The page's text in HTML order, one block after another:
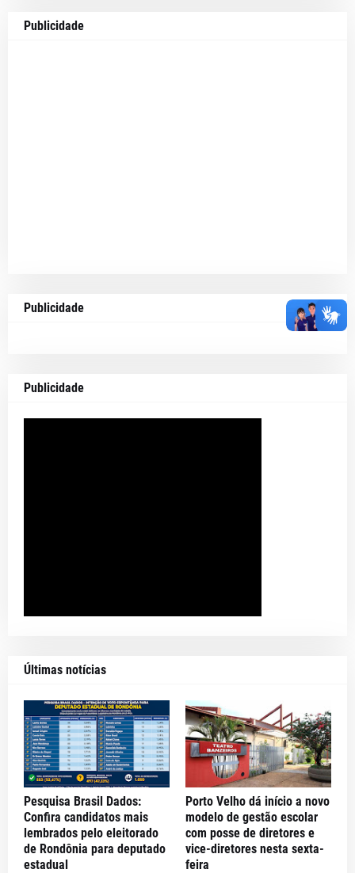
Publicidade
Publicidade
Publicidade
Últimas notícias
Pesquisa Brasil Dados:
Confira candidatos mais
lembrados pelo eleitorado
de Rondônia para deputado
estadual
Porto Velho dá início a novo
modelo de gestão escolar
com posse de diretores e
vice-diretores nesta sexta-
feira